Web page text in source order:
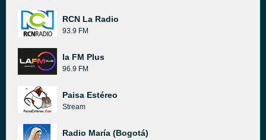
RCN La Radio
93.9 FM
la FM Plus
96.9 FM
Paisa Estéreo
Stream
Radio María (Bogotá)